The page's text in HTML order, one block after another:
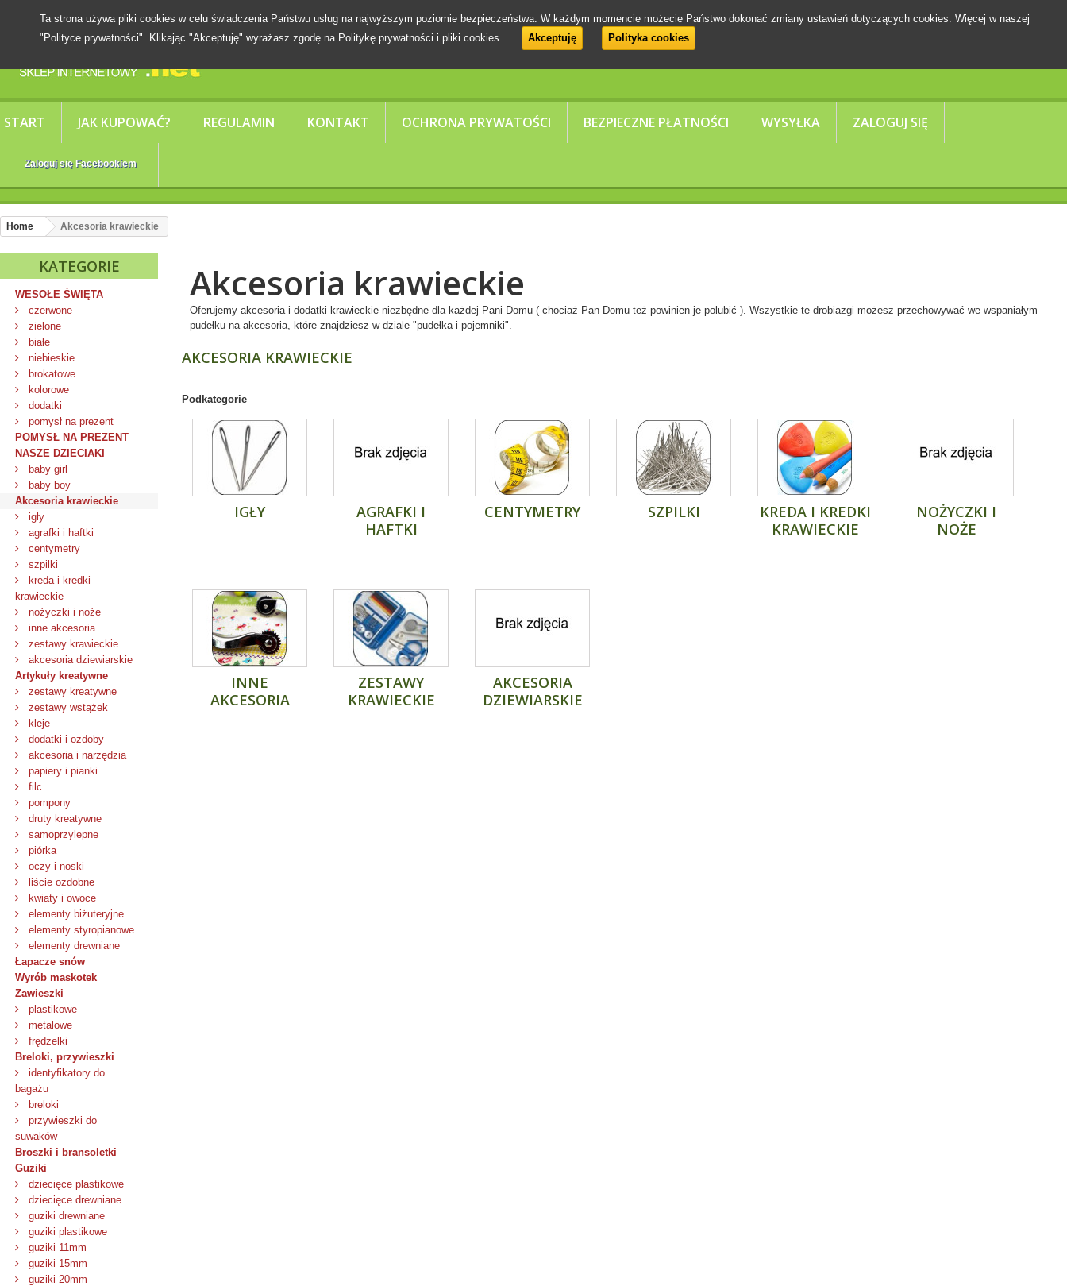
START JAK KUPOWAĆ? REGULAMIN KONTAKT OCHRONA PRYWATOŚCI BEZPIECZNE PŁATNOŚCI WYSYŁKA ZALOGUJ SIĘ
Zaloguj się Facebookiem
Ta strona używa pliki cookies w celu świadczenia Państwu usług na najwyższym poziomie bezpieczeństwa. W każdym momencie możecie Państwo dokonać zmiany ustawień dotyczących cookies. Więcej w naszej
"Polityce prywatności". Klikając "Akceptuję" wyrażasz zgodę na Politykę prywatności i pliki cookies.
Akceptuję Polityka cookies
Home Akcesoria krawieckie
KATEGORIE
WESOŁE ŚWIĘTA
czerwone
zielone
białe
niebieskie
brokatowe
kolorowe
dodatki
pomysł na prezent
POMYSŁ NA PREZENT
NASZE DZIECIAKI
baby girl
baby boy
Akcesoria krawieckie
igły
agrafki i haftki
centymetry
szpilki
kreda i kredki
krawieckie
nożyczki i noże
inne akcesoria
zestawy krawieckie
akcesoria dziewiarskie
Artykuły kreatywne
zestawy kreatywne
zestawy wstążek
kleje
dodatki i ozdoby
akcesoria i narzędzia
papiery i pianki
filc
pompony
druty kreatywne
samoprzylepne
piórka
oczy i noski
liście ozdobne
kwiaty i owoce
elementy biżuteryjne
elementy styropianowe
elementy drewniane
Łapacze snów
Wyrób maskotek
Zawieszki
plastikowe
metalowe
frędzelki
Breloki, przywieszki
identyfikatory do
bagażu
breloki
przywieszki do
suwaków
Broszki i bransoletki
Guziki
dziecięce plastikowe
dziecięce drewniane
guziki drewniane
guziki plastikowe
guziki 11mm
guziki 15mm
guziki 20mm
Akcesoria krawieckie
Oferujemy akcesoria i dodatki krawieckie niezbędne dla każdej Pani Domu ( chociaż Pan Domu też powinien je polubić ). Wszystkie te drobiazgi możesz przechowywać we wspaniałym
pudełku na akcesoria, które znajdziesz w dziale "pudełka i pojemniki".
AKCESORIA KRAWIECKIE
Podkategorie
IGŁY
AGRAFKI I
HAFTKI
CENTYMETRY SZPILKI
KREDA I KREDKI
KRAWIECKIE
NOŻYCZKI I
NOŻE
INNE
AKCESORIA
ZESTAWY
KRAWIECKIE
AKCESORIA
DZIEWIARSKIE